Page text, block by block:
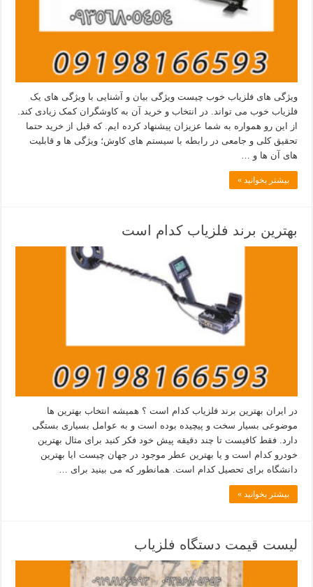
ویژگی های فلزیاب خوب چیست ویژگی بیان و آشنایی با ویژگی های یک
فلزیاب خوب می تواند. در انتخاب و خرید آن به کاوشگران کمک زیادی کند.
از این رو همواره به شما عزیزان پیشنهاد کرده ایم. که قبل از خرید حتما
تحقیق کلی و جامعی در رابطه با سیستم های کاوش؛ ویژگی ها و قابلیت
های آن ها و …
بیشتر بخوانید »
بهترین برند فلزیاب کدام است
در ایران بهترین برند فلزیاب کدام است ؟ همیشه انتخاب بهترین ها
موضوعی بسیار سخت و پیچیده بوده است و به عوامل بسیاری بستگی
دارد. فقط کافیست تا چند دقیقه پیش خود فکر کنید برای مثال بهترین
خودرو کدام است و یا بهترین عطر موجود در جهان چیست ایا بهترین
دانشگاه برای تحصیل کدام است. همانطور که می بینید برای …
بیشتر بخوانید »
لیست قیمت دستگاه فلزیاب